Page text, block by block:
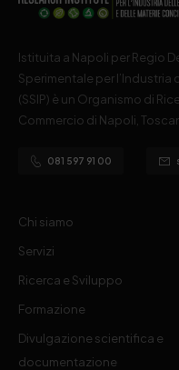
Istituita a Napoli per Regio
Sperimentale per l’Industria
(SSIP) è un Organismo di
Commercio di Napoli,
081 597 91 00
Chi siamo
Servizi
Ricerca e Sviluppo
Formazione
Divulgazione scientifica e
documentazione